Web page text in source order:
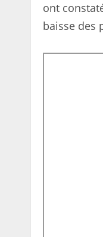
ont
baisse des